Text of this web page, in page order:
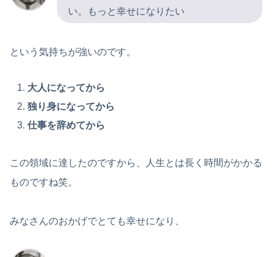
い。もっと幸せになりたい
という気持ちが強いのです。
大人になってから
独り身になってから
仕事を辞めてから
この領域に達したのですから、人生とは長く時間がかかる
ものですね笑。
みなさんのおかげでとても幸せになり、